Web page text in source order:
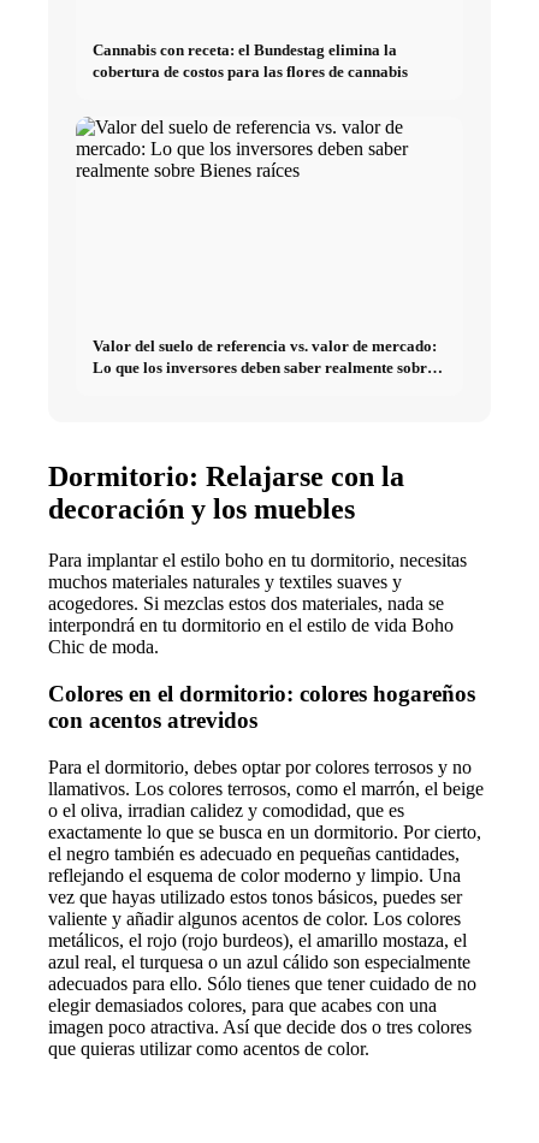
Cannabis con receta: el Bundestag elimina la
cobertura de costos para las flores de cannabis
Valor del suelo de referencia vs. valor de mercado:
Lo que los inversores deben saber realmente sobre
Dormitorio: Relajarse con la
decoración y los muebles
Para implantar el estilo boho en tu dormitorio, necesitas
muchos materiales naturales y textiles suaves y
acogedores. Si mezclas estos dos materiales, nada se
interpondrá en tu dormitorio en el estilo de vida Boho
Chic de moda.
Colores en el dormitorio: colores hogareños
con acentos atrevidos
Para el dormitorio, debes optar por colores terrosos y no
llamativos. Los colores terrosos, como el marrón, el beige
o el oliva, irradian calidez y comodidad, que es
exactamente lo que se busca en un dormitorio. Por cierto,
el negro también es adecuado en pequeñas cantidades,
reflejando el esquema de color moderno y limpio. Una
vez que hayas utilizado estos tonos básicos, puedes ser
valiente y añadir algunos acentos de color. Los colores
metálicos, el rojo (rojo burdeos), el amarillo mostaza, el
azul real, el turquesa o un azul cálido son especialmente
adecuados para ello. Sólo tienes que tener cuidado de no
elegir demasiados colores, para que acabes con una
imagen poco atractiva. Así que decide dos o tres colores
que quieras utilizar como acentos de color.